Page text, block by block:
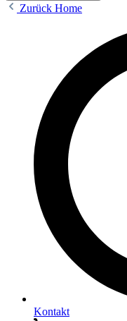
Zurück Home
Kontakt